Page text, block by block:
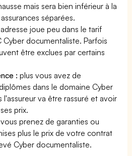
mais sera bien inférieur à la
séparées.
joue peu dans le tarif
Cyber documentaliste. Parfois
être exclues par certains
:plus vous avez de
dans le domaine Cyber
l'assureur va être rassuré et avoir
prix.
prenez de garanties ou
plus le prix de votre contrat
Cyber documentaliste.